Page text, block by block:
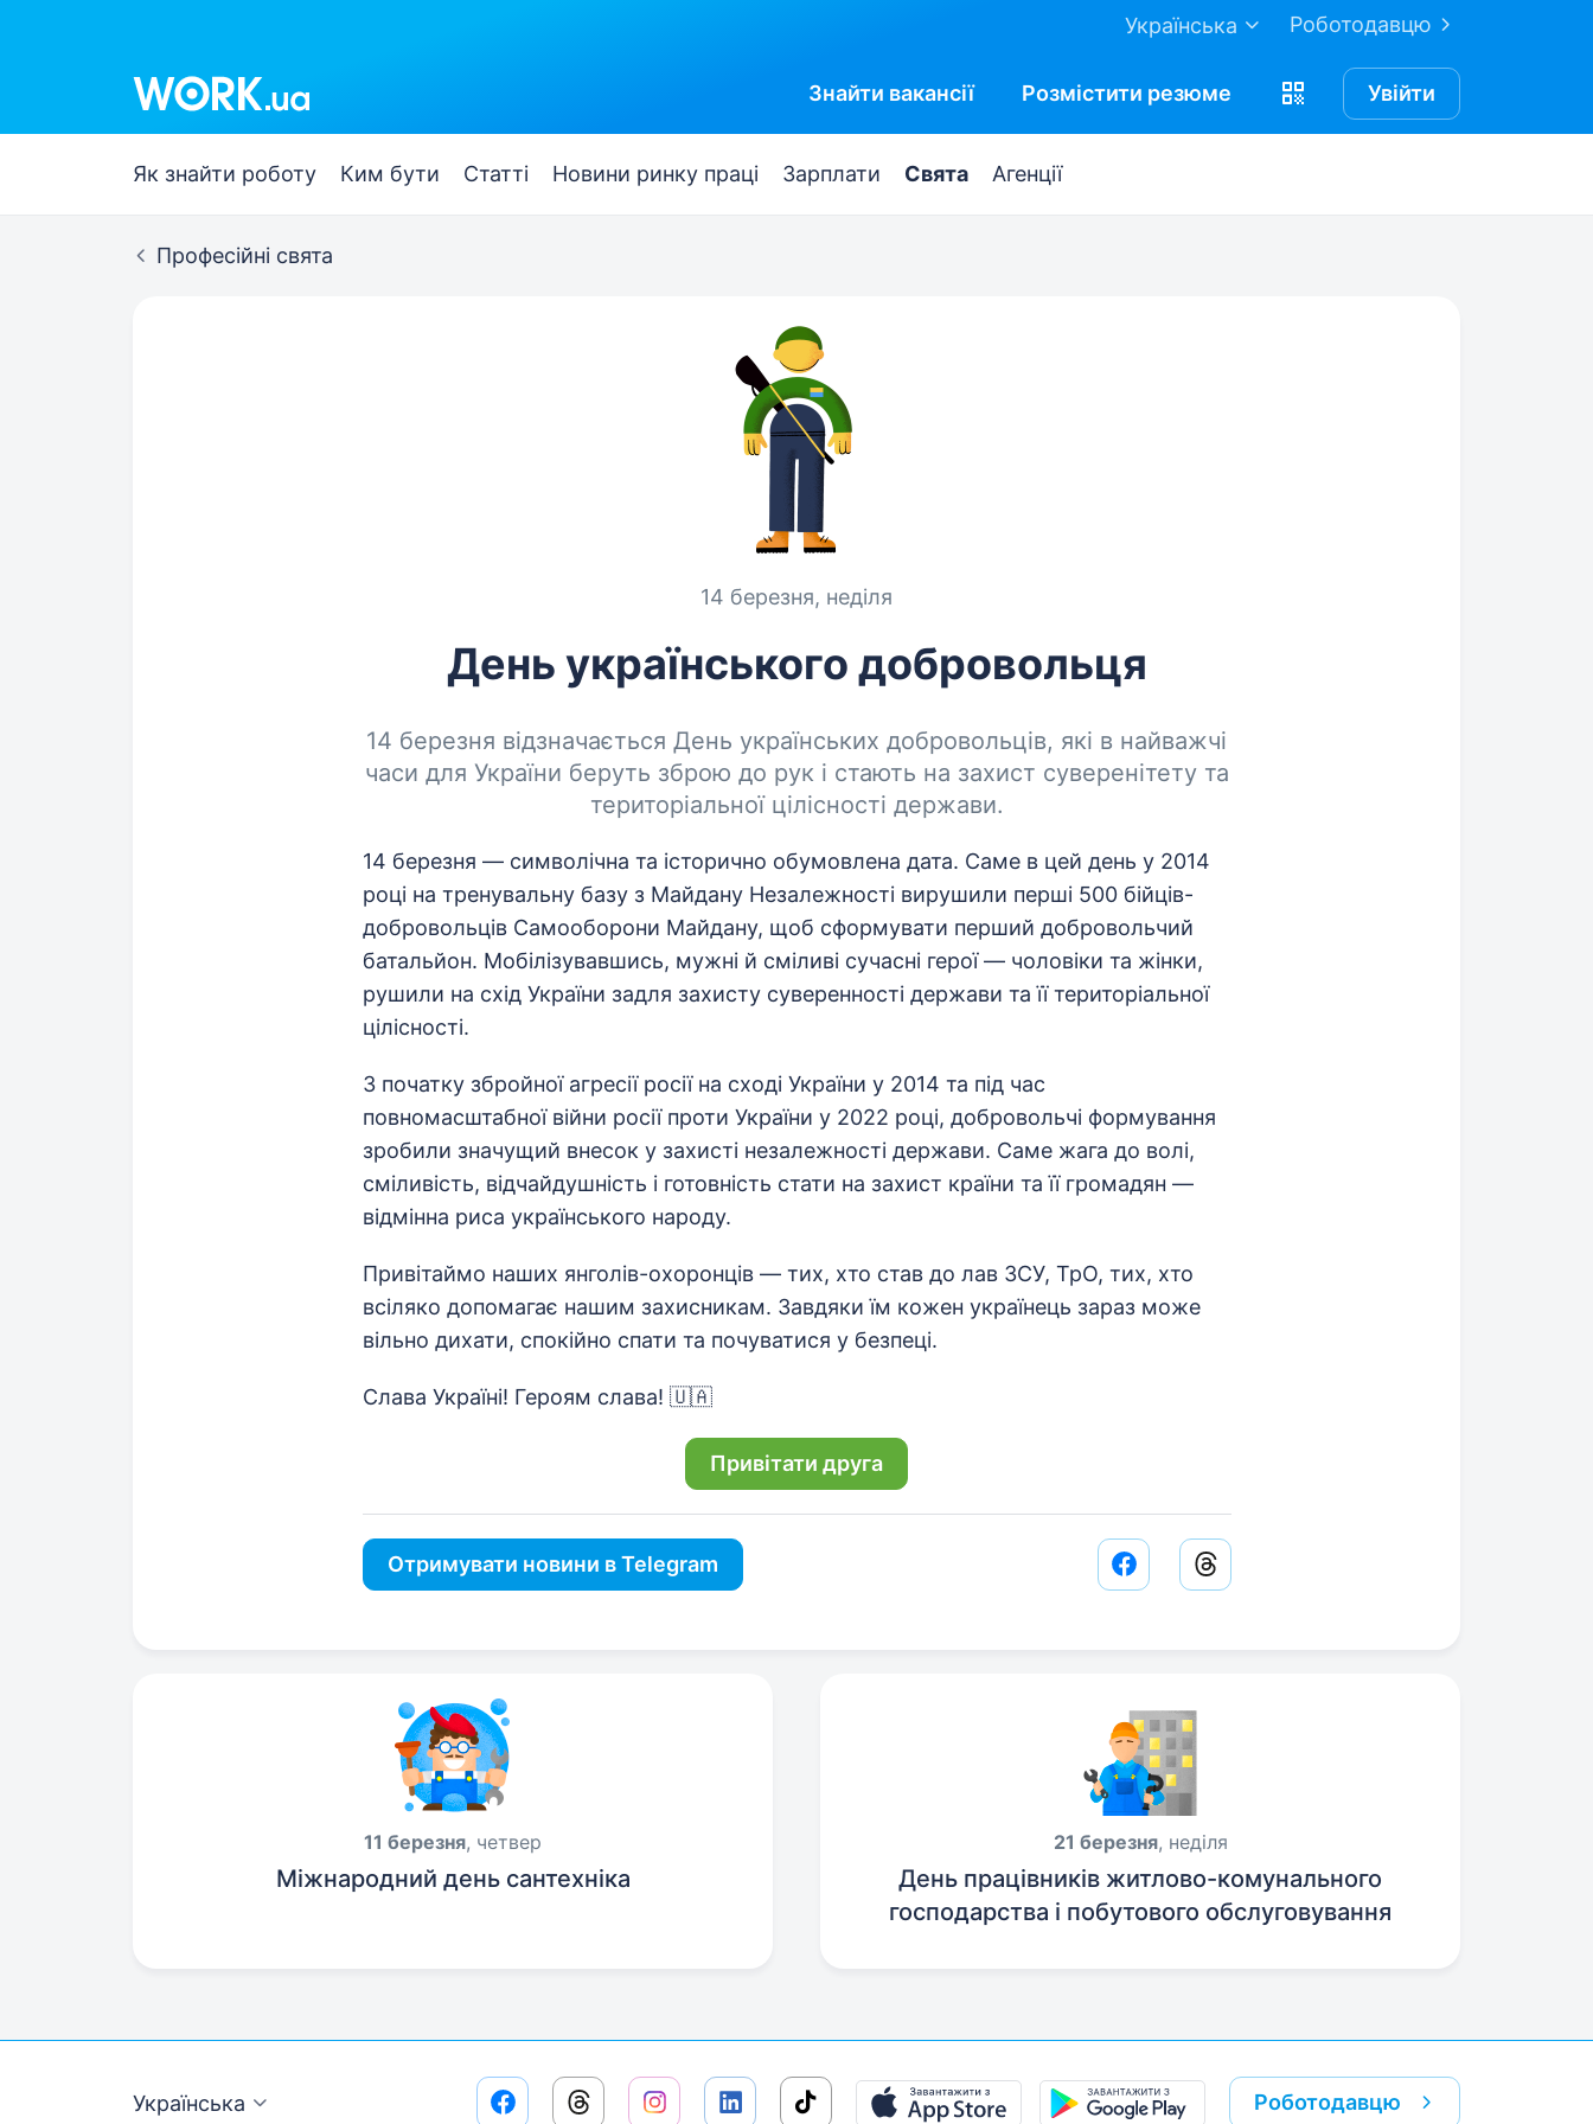
Роботодавцю
Українська
Знайти вакансії Розмістити резюме Увійти
Як знайти роботу Ким бути Статті Новини ринку праці Зарплати Свята Агенції
Професійні свята
14 березня, неділя
День українського добровольця
14 березня відзначається День українських добровольців, які в найважчі
часи для України беруть зброю до рук і стають на захист суверенітету та
територіальної цілісності держави.
14 березня — символічна та історично обумовлена дата. Саме в цей день у 2014
році на тренувальну базу з Майдану Незалежності вирушили перші 500 бійців-
добровольців Самооборони Майдану, щоб сформувати перший добровольчий
батальйон. Мобілізувавшись, мужні й сміливі сучасні герої — чоловіки та жінки,
рушили на схід України задля захисту суверенності держави та її територіальної
цілісності.
З початку збройної агресії росії на сході України у 2014 та під час
повномасштабної війни росії проти України у 2022 році, добровольчі формування
зробили значущий внесок у захисті незалежності держави. Саме жага до волі,
сміливість, відчайдушність і готовність стати на захист країни та її громадян —
відмінна риса українського народу.
Привітаймо наших янголів-охоронців — тих, хто став до лав ЗСУ, ТрО, тих, хто
всіляко допомагає нашим захисникам. Завдяки їм кожен українець зараз може
вільно дихати, спокійно спати та почуватися у безпеці.
Слава Україні! Героям слава! 🇺🇦
Привітати друга
Отримувати новини в Telegram Facebook share link
Threads share link
11 березня, четвер
Міжнародний день сантехніка
21 березня, неділя
День працівників житлово-комунального
господарства і побутового обслуговування
Українська Роботодавцю